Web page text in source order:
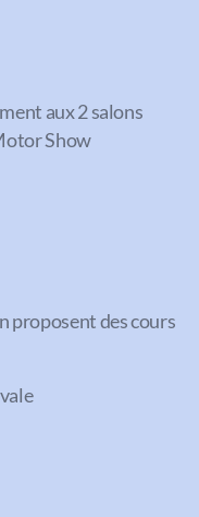
aux 2 salons
Show
proposent des cours